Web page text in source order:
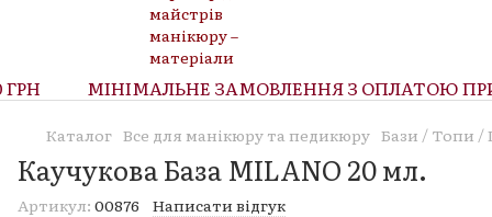
МІНІМАЛЬНЕ ЗАМОВЛЕННЯ З ОПЛАТОЮ ПРИ
Каталог Все для манікюру та педикюру Бази / Топи /
Каучукова База MILANO 20 мл.
Артикул: 00876 Написати відгук